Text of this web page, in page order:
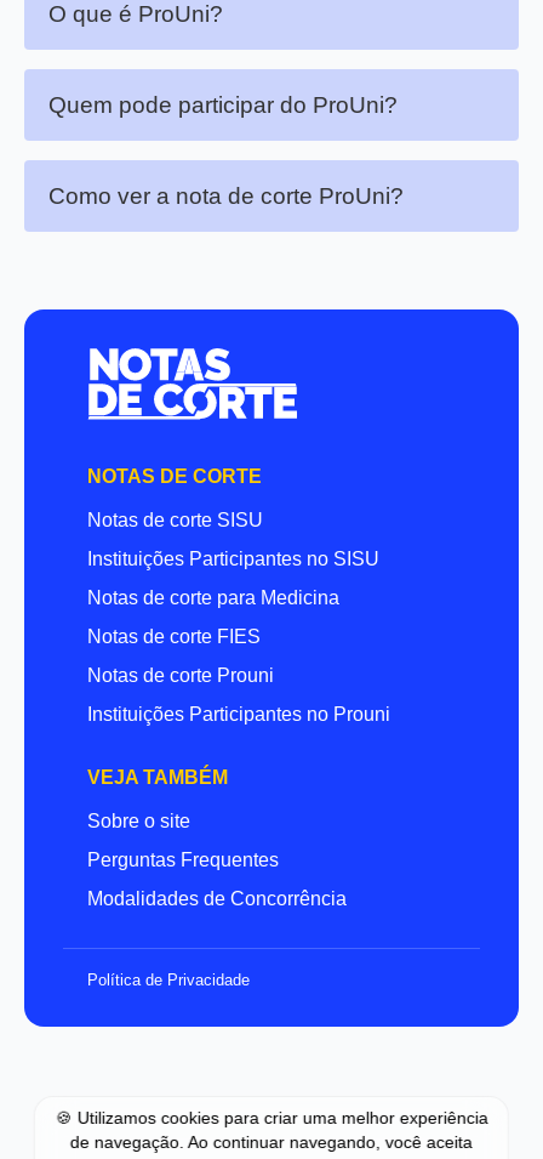
O que é ProUni?
Quem pode participar do ProUni?
Como ver a nota de corte ProUni?
NOTAS DE CORTE
Notas de corte SISU
Instituições Participantes no SISU
Notas de corte para Medicina
Notas de corte FIES
Notas de corte Prouni
Instituições Participantes no Prouni
VEJA TAMBÉM
Sobre o site
Perguntas Frequentes
Modalidades de Concorrência
Política de Privacidade
🍪 Utilizamos cookies para criar uma melhor experiência
de navegação. Ao continuar navegando, você aceita